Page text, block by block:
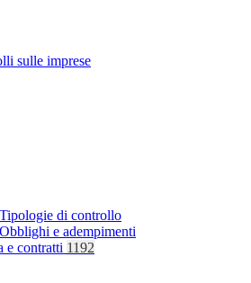
sulle imprese
Tipologie di controllo
Obblighi e adempimenti
e contratti 1192